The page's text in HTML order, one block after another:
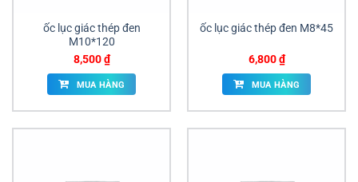
ốc lục giác thép đen
M10*120
8,500₫
MUA HÀNG
ốc lục giác thép đen M8*45
6,800₫
MUA HÀNG